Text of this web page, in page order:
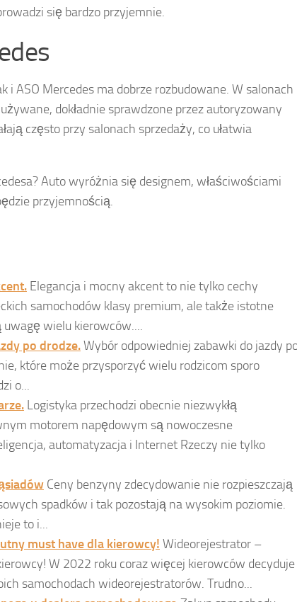
się bardzo przyjemnie.
i ASO Mercedes ma dobrze rozbudowane. W salonach
dokładnie sprawdzone przez autoryzowany
często przy salonach sprzedaży, co ułatwia
Auto wyróżnia się designem, właściwościami
przyjemnością.
Elegancja i mocny akcent to nie tylko cechy
samochodów klasy premium, ale także istotne
wielu kierowców....
po drodze.Wybór odpowiedniej zabawki do jazdy
które może przysporzyć wielu rodzicom sporo
o...
Logistyka przechodzi obecnie niezwykłą
motorem napędowym są nowoczesne
automatyzacja i Internet Rzeczy nie tylko
Ceny benzyny zdecydowanie nie rozpieszczają
spadków i tak pozostają na wysokim poziomie.
to i...
must have dla kierowcy! Wideorejestrator –
W 2022 roku coraz więcej kierowców decyduje
samochodach wideorejestratorów. Trudno...